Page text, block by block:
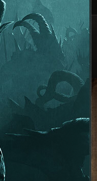
70 악사